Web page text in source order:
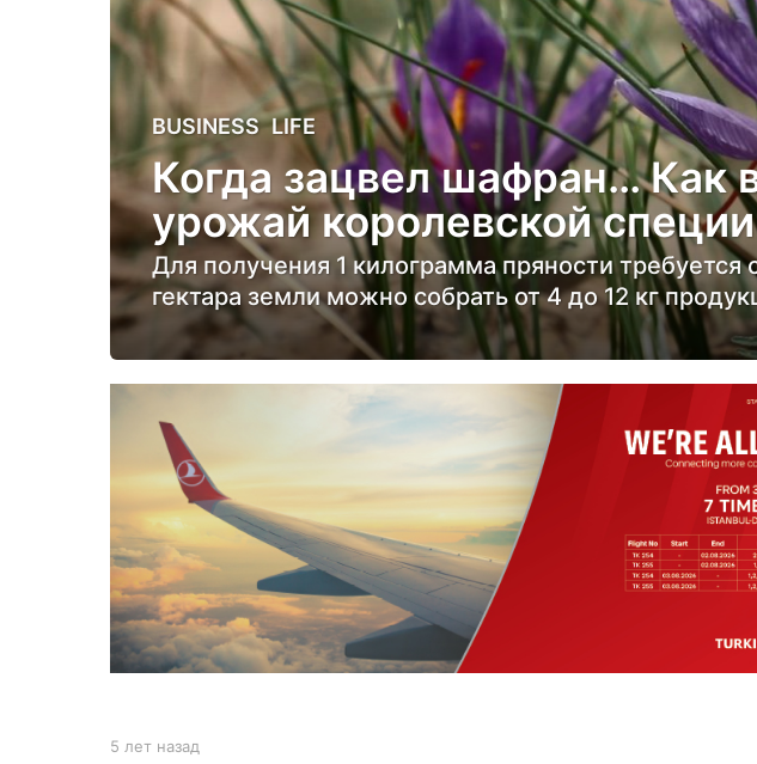
5
л
е
т
н
а
з
л
е
н
а
з
а
д
BUSINESS ,LIFE
Когда зацвел шафран… Как
урожай королевской специи
Для получения 1 килограмма пряности
гектара земли можно собрать от 4 до 12 кг
b
5 лет назад